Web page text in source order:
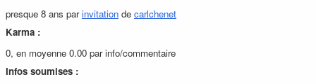
presque 8 ans parinvitation de carlchenet
Karma :
0, en moyenne 0.00 par info/commentaire
Infos soumises :